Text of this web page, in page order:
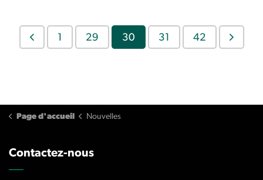
1 29 30 31 42
Page d'accueil Nouvelles
Contactez-nous